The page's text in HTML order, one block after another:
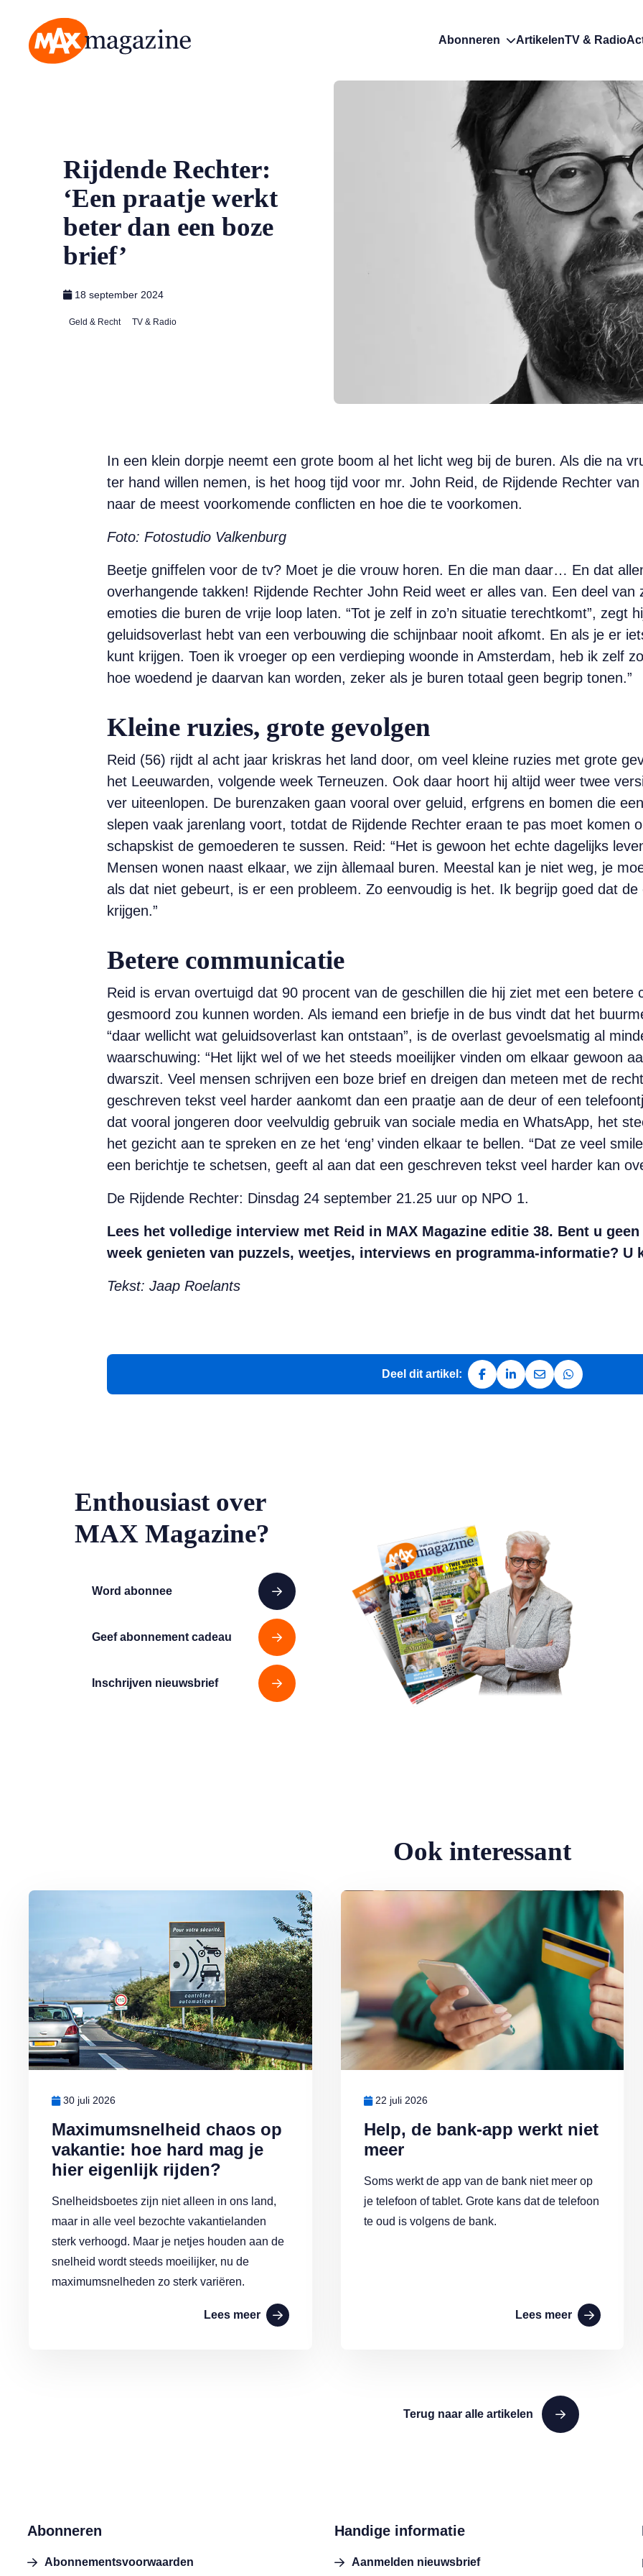
Abonneren ArtikelenTV & Radio
Rijdende Rechter:
‘Een praatje werkt
beter dan een boze
brief’
18 september 2024
Geld & Recht TV & Radio
In een klein dorpje neemt een grote boom al het licht weg bij de buren. Als die na
ter hand willen nemen, is het hoog tijd voor mr. John Reid, de Rijdende Rechter
naar de meest voorkomende conflicten en hoe die te voorkomen.
Foto: Fotostudio Valkenburg
Beetje gniffelen voor de tv? Moet je die vrouw horen. En die man daar… En dat
overhangende takken! Rijdende Rechter John Reid weet er alles van. Een deel van
emoties die buren de vrije loop laten. “Tot je zelf in zo’n situatie terechtkomt”, zegt
geluidsoverlast hebt van een verbouwing die schijnbaar nooit afkomt. En als je er
kunt krijgen. Toen ik vroeger op een verdieping woonde in Amsterdam, heb ik zelf
hoe woedend je daarvan kan worden, zeker als je buren totaal geen begrip tonen.”
Kleine ruzies, grote gevolgen
Reid (56) rijdt al acht jaar kriskras het land door, om veel kleine ruzies met grote
het Leeuwarden, volgende week Terneuzen. Ook daar hoort hij altijd weer twee
ver uiteenlopen. De burenzaken gaan vooral over geluid, erfgrens en bomen die
slepen vaak jarenlang voort, totdat de Rijdende Rechter eraan te pas moet komen
schapskist de gemoederen te sussen. Reid: “Het is gewoon het echte dagelijks
Mensen wonen naast elkaar, we zijn àllemaal buren. Meestal kan je niet weg, je
als dat niet gebeurt, is er een probleem. Zo eenvoudig is het. Ik begrijp goed dat
krijgen.”
Betere communicatie
Reid is ervan overtuigd dat 90 procent van de geschillen die hij ziet met een betere
gesmoord zou kunnen worden. Als iemand een briefje in de bus vindt dat het
“daar wellicht wat geluidsoverlast kan ontstaan”, is de overlast gevoelsmatig al
waarschuwing: “Het lijkt wel of we het steeds moeilijker vinden om elkaar gewoon
dwarszit. Veel mensen schrijven een boze brief en dreigen dan meteen met de
geschreven tekst veel harder aankomt dan een praatje aan de deur of een
dat vooral jongeren door veelvuldig gebruik van sociale media en WhatsApp, het
het gezicht aan te spreken en ze het ‘eng’ vinden elkaar te bellen. “Dat ze veel
een berichtje te schetsen, geeft al aan dat een geschreven tekst veel harder kan
De Rijdende Rechter: Dinsdag 24 september 21.25 uur op NPO 1.
Lees het volledige interview met Reid in MAX Magazine editie 38. Bent u
week genieten van puzzels, weetjes, interviews en programma-informatie? U
Tekst: Jaap Roelants
Deel dit artikel:
Deel op Facebook
Deel op LinkedIn
Deel via e-mail
Deel via
Enthousiast over
MAX Magazine?
Word abonnee
Geef abonnement cadeau
Inschrijven nieuwsbrief
Ook interessant
Maximumsnelheid chaos op
vakantie: hoe hard mag je
hier eigenlijk rijden?
30 juli 2026
Snelheidsboetes zijn niet alleen in ons land,
maar in alle veel bezochte vakantielanden
sterk verhoogd. Maar je netjes houden aan de
snelheid wordt steeds moeilijker, nu de
maximumsnelheden zo sterk variëren.
Lees meer
Lees meer over Maximumsnelheid chaos op vakantie: hoe hard mag je hier eigenlijk rijden?
Help, de bank-app werkt niet
meer
22 juli 2026
Soms werkt de app van de bank niet meer op
je telefoon of tablet. Grote kans dat de telefoon
te oud is volgens de bank.
Lees meer
Lees meer over Help, de bank-app werkt niet meer
Terug naar alle artikelen
Abonneren
Abonnementsvoorwaarden
Handige informatie
Aanmelden nieuwsbrief